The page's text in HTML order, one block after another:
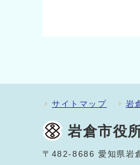
サイトマップ 岩
岩倉市役
〒482-8686 愛知県岩